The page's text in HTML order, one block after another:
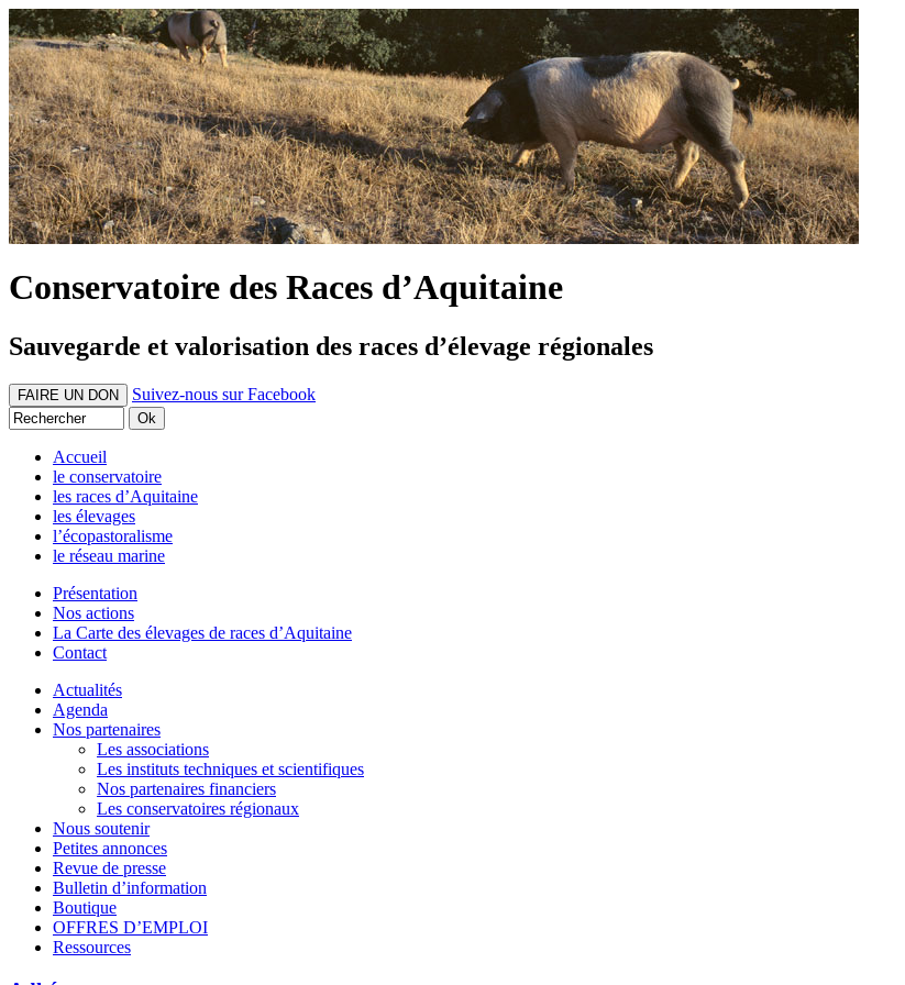
Conservatoire des Races d’Aquitaine
Sauvegarde et valorisation des races d’élevage régionales
FAIRE UN DON Suivez-nous sur Facebook
Accueil
le conservatoire
les races d’Aquitaine
les élevages
l’écopastoralisme
le réseau marine
Présentation
Nos actions
La Carte des élevages de races d’Aquitaine
Contact
Actualités
Agenda
Nos partenaires
Les associations
Les instituts techniques et scientifiques
Nos partenaires financiers
Les conservatoires régionaux
Nous soutenir
Petites annonces
Revue de presse
Bulletin d’information
Boutique
OFFRES D’EMPLOI
Ressources